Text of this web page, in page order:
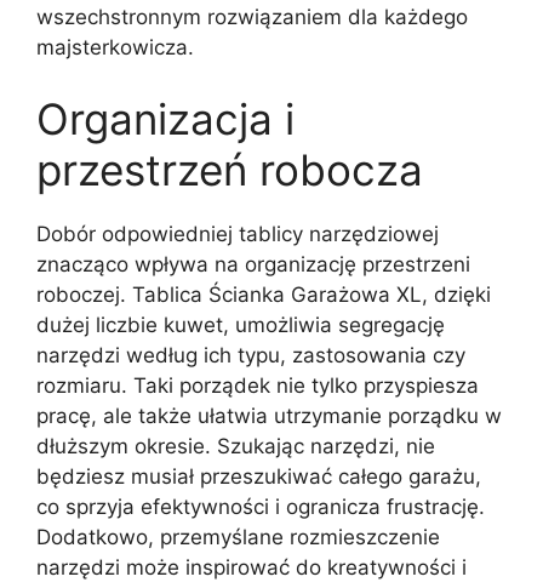
wszechstronnym rozwiązaniem dla każdego
majsterkowicza.
Organizacja i
przestrzeń robocza
Dobór odpowiedniej tablicy narzędziowej
znacząco wpływa na organizację przestrzeni
roboczej. Tablica Ścianka Garażowa XL, dzięki
dużej liczbie kuwet, umożliwia segregację
narzędzi według ich typu, zastosowania czy
rozmiaru. Taki porządek nie tylko przyspiesza
pracę, ale także ułatwia utrzymanie porządku w
dłuższym okresie. Szukając narzędzi, nie
będziesz musiał przeszukiwać całego garażu,
co sprzyja efektywności i ogranicza frustrację.
Dodatkowo, przemyślane rozmieszczenie
narzędzi może inspirować do kreatywności i